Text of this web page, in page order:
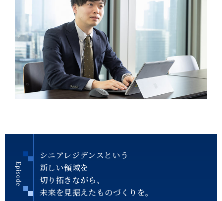
シニアレジデンスという
新しい領域を
切り拓きながら、
未来を見据えたものづくりを。